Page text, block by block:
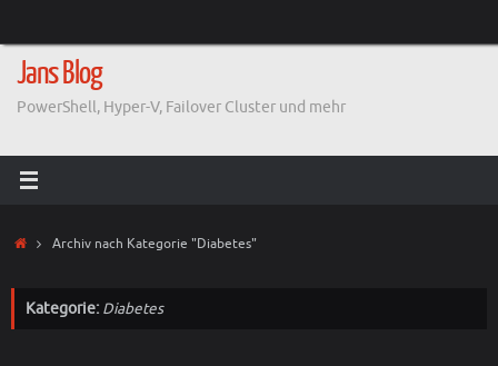
springen
Jans Blog
PowerShell, Hyper-V, Failover Cluster und mehr
StartArchiv nach Kategorie "Diabetes"
Kategorie: Diabetes